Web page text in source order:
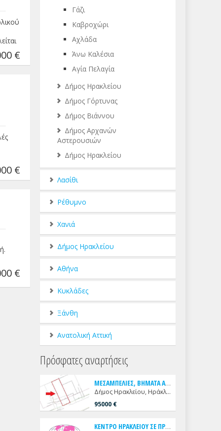
€
Υ/
Δ με€
€
Γάζι
Καβροχώρι
Αχλάδα
Άνω Καλέσια
Αγία Πελαγία
Δήμος Ηρακλείου
Δήμος Γόρτυνας
Δήμος Βιάννου
Δήμος Αρχανών
Αστερουσιών
Δήμος Ηρακλείου
Λασίθι
Ρέθυμνο
Χανιά
Δήμος Ηρακλείου
Αθήνα
Κυκλάδες
Ξάνθη
Ανατολική Αττική
Πρόσφατες αναρτήσεις
Μ
ΕΣΑΜΠΕΛΙΕΣ, ΒΗΜΑΤΑ ΑΠΟ ΟΘΛΑΦ ΠΑΛΜΕ ΠΩΛΕΙΤΑΙ ΟΙΚΟΠΕΔΟ
Δήμος Ηρακλείου, Ηράκλειο, Μεσαμπελιές
95000 €
Κ
ΕΝΤΡΟ ΗΡΑΚΛΕΙΟΥ ΣΕ ΠΡΟΝΟΜΙΑΚΗ ΘΕΣΗ ΜΕ ΕΜΠΟΡΙΚΗ ΠΡΟΒΟΛΗ ΠΩΛΕΙΤΑΙ ΔΙΑΜΠΕΡΕΣ 5ΟΡΟΦΟ ΑΥΤΟΤΕΛΕΣ ΑΚΙΝΗΤΟ